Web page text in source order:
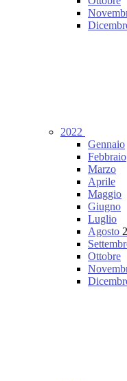
2022
Gennaio
Febbraio
Marzo
Aprile
Maggio
Giugno
Luglio
Agosto 2
Ottobre